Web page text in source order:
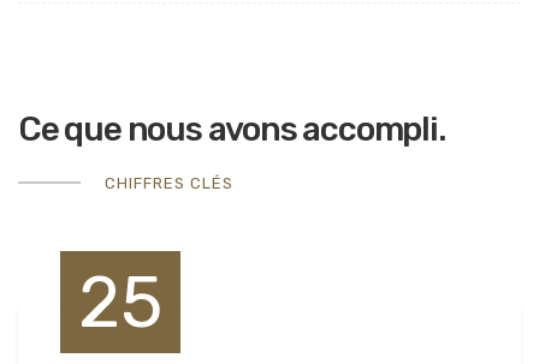
Ce que nous avons accompli.
CHIFFRES CLÉS
25